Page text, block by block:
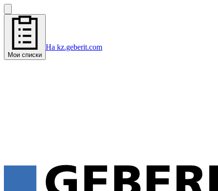
Мои списки
На kz.geberit.com